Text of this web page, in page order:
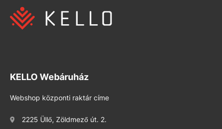
KELLO Webáruház
Webshop központi raktár címe
2225 Üllő, Zöldmező út. 2.